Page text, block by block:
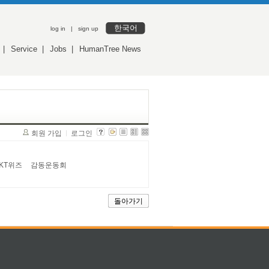
log in | sign up 한국어
Service Jobs HumanTree News
회원 가입 로그인
KT위즈 감동운동회
돌아가기